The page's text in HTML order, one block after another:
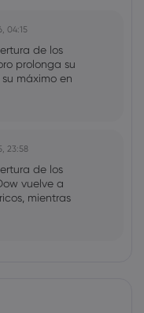
04:15
de los
prolonga su
máximo en
23:58
de los
vuelve a
mientras